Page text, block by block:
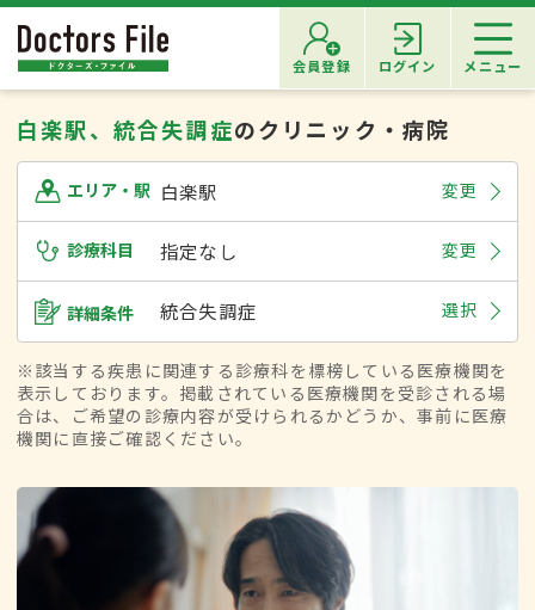
会員登録 ログイン メニュー
白楽駅、統合失調症のクリニック・病院
エリア・駅 白楽駅 変更
診療科目 指定なし 変更
詳細条件 統合失調症 選択
※該当する疾患に関連する診療科を標榜している医療機関を
表示しております。掲載されている医療機関を受診される場
合は、ご希望の診療内容が受けられるかどうか、事前に医療
機関に直接ご確認ください。